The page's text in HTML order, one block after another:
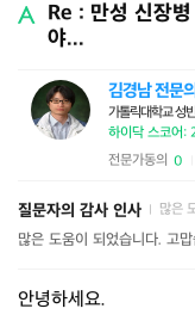
Re : 만성 신장
야...
김경남 전문의
가톨릭대학교 성
하이닥 스코어:
전문가동의 0
질문자의 감사 인사 많은
많은 도움이 되었습니다. 고맙
안녕하세요.